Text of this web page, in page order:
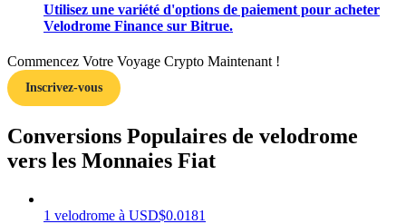
Gagner
Utilisez une variété d'options de paiement pour acheter
Velodrome Finance sur Bitrue.
Commencez Votre Voyage Crypto Maintenant !
Inscrivez-vous
Conversions Populaires de velodrome
vers les Monnaies Fiat
1 velodrome à USD$0.0181